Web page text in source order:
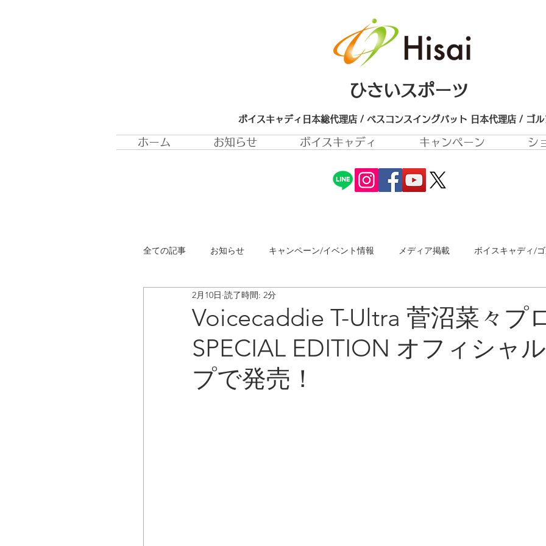
ひさいスポーツ
ボイスキャディ日本総代理店 / ベスコンスイングバット 日本代理店​ / ゴル
ホーム お知らせ ボイスキャディ キャンペーン シ
全ての記事 お知らせ キャンペーン/イベント情報 メディア掲載 ボイスキャディ/
ボイスキャディ/アップデート情報
お客様の声 コラム
Voicecaddie T-Ultra 菅沼菜々プ
SPECIAL EDITION オフィシャ
プで発売！
2月10日 読了時間: 2分